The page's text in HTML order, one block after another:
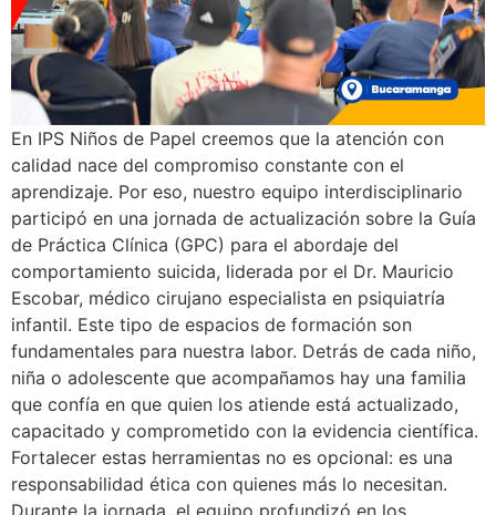
En IPS Niños de Papel creemos que la atención con
calidad nace del compromiso constante con el
aprendizaje. Por eso, nuestro equipo interdisciplinario
participó en una jornada de actualización sobre la Guía
de Práctica Clínica (GPC) para el abordaje del
comportamiento suicida, liderada por el Dr. Mauricio
Escobar, médico cirujano especialista en psiquiatría
infantil. Este tipo de espacios de formación son
fundamentales para nuestra labor. Detrás de cada niño,
niña o adolescente que acompañamos hay una familia
que confía en que quien los atiende está actualizado,
capacitado y comprometido con la evidencia científica.
Fortalecer estas herramientas no es opcional: es una
responsabilidad ética con quienes más lo necesitan.